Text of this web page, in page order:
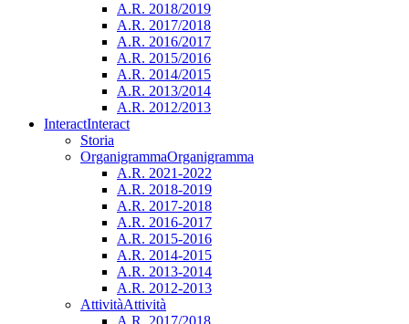
A.R. 2018/2019
A.R. 2017/2018
A.R. 2016/2017
A.R. 2015/2016
A.R. 2014/2015
A.R. 2013/2014
A.R. 2012/2013
InteractInteract
Storia
OrganigrammaOrganigramma
A.R. 2021-2022
A.R. 2018-2019
A.R. 2017-2018
A.R. 2016-2017
A.R. 2015-2016
A.R. 2014-2015
A.R. 2013-2014
A.R. 2012-2013
AttivitàAttività